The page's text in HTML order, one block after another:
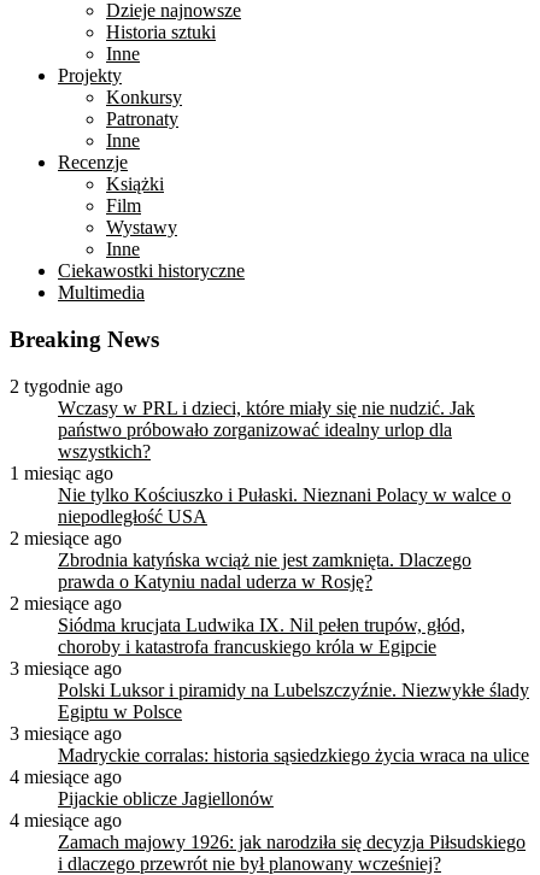
Dzieje najnowsze
Historia sztuki
Inne
Projekty
Konkursy
Patronaty
Inne
Recenzje
Książki
Film
Wystawy
Inne
Ciekawostki historyczne
Multimedia
Breaking News
2 tygodnie ago
Wczasy w PRL i dzieci, które miały się nie nudzić. Jak
państwo próbowało zorganizować idealny urlop dla
wszystkich?
1 miesiąc ago
Nie tylko Kościuszko i Pułaski. Nieznani Polacy w walce o
niepodległość USA
2 miesiące ago
Zbrodnia katyńska wciąż nie jest zamknięta. Dlaczego
prawda o Katyniu nadal uderza w Rosję?
2 miesiące ago
Siódma krucjata Ludwika IX. Nil pełen trupów, głód,
choroby i katastrofa francuskiego króla w Egipcie
3 miesiące ago
Polski Luksor i piramidy na Lubelszczyźnie. Niezwykłe ślady
Egiptu w Polsce
3 miesiące ago
Madryckie corralas: historia sąsiedzkiego życia wraca na ulice
4 miesiące ago
Pijackie oblicze Jagiellonów
4 miesiące ago
Zamach majowy 1926: jak narodziła się decyzja Piłsudskiego
i dlaczego przewrót nie był planowany wcześniej?